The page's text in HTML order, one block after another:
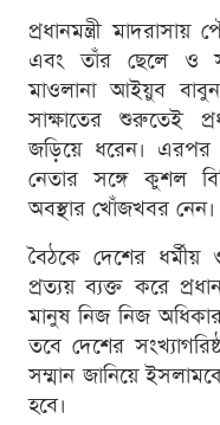
প্রধানমন্ত্রী
এবং তাঁর ছেলে ও
মাওলানা আইয়ুব
সাক্ষাতের শুরুতেই
জড়িয়ে ধরেন। এরপর
নেতার সঙ্গে কুশল
অবস্থার খোঁজখবর নেন।
বৈঠকে দেশের ধর্মীয়
প্রত্যয় ব্যক্ত করে
মানুষ নিজ নিজ
তবে দেশের
সম্মান জানিয়ে
হবে।